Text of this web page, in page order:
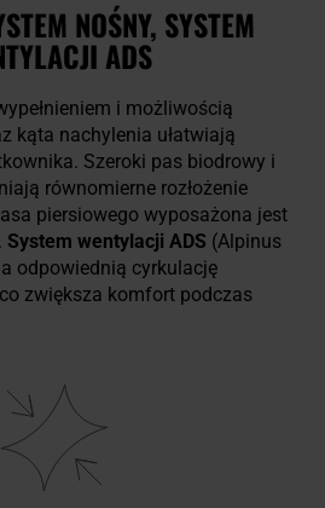
NOŚNY, SYSTEM
ADS
i możliwością
kąta nachylenia ułatwiają
Szeroki pas biodrowy i
równomierne rozłożenie
piersiowego wyposażona jest
System wentylacji ADS (Alpinus
odpowiednią cyrkulację
zwiększa komfort podczas